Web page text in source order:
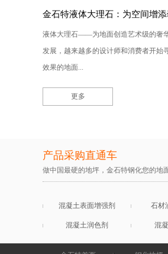
金石特液体大理石：为空间增
液体大理石——为地面创造艺术级的奢
发展，越来越多的设计师和消费者开始
效果的地面...
更多
产品采购直通车
做中国最硬的地坪，金石特钢化您的地
混凝土表面增强剂 石材
混凝土润色剂 混